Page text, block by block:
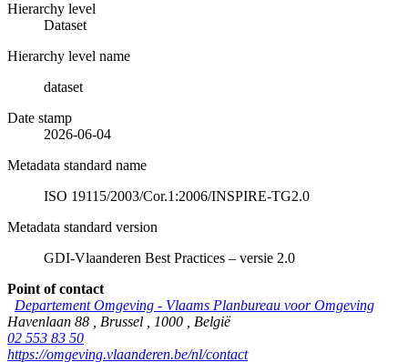
Hierarchy level
Dataset
Hierarchy level name
dataset
Date stamp
2026-06-04
Metadata standard name
ISO 19115/2003/Cor.1:2006/INSPIRE-TG2.0
Metadata standard version
GDI-Vlaanderen Best Practices – versie 2.0
Point of contact
Departement Omgeving - Vlaams Planbureau voor Omgeving
Havenlaan 88
Brussel 1000
België
02 553 83 50
https://omgeving.vlaanderen.be/nl/contact